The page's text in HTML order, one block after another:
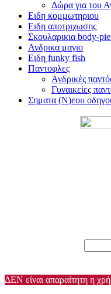
Δώρα για του
Ειδη κομμωτηριου
Ειδη αποτριχωσης
Σκουλαρικια body-
Ανδρικα μαγιο
Ειδη funky fish
Παντοφλες
Ανδρικές
Γυναικείες
Σηματα (Ν)εου
ΔΕΝ είναι απαραίτητη η